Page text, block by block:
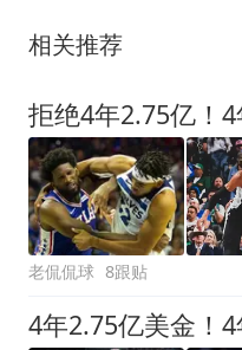
相关推荐
老侃侃球 8跟贴